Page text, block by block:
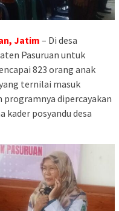
Jatim – Di desa
Pasuruan untuk
823 orang anak
ternilai masuk
dipercayakan
kader posyandu desa